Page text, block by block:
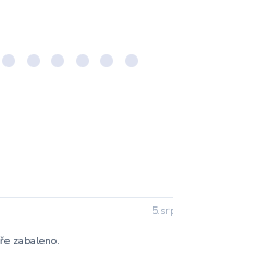
5. srpna
zabaleno.